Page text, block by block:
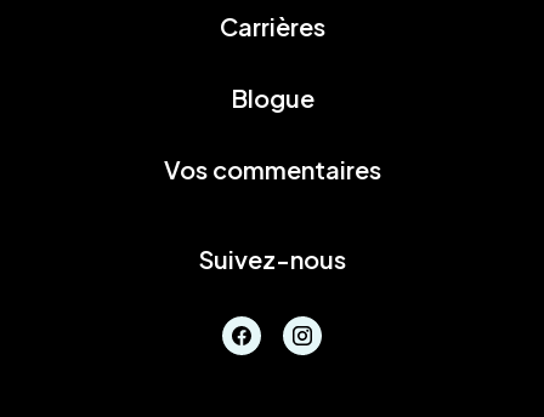
Carrières
Blogue
Vos commentaires
Suivez-nous